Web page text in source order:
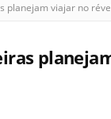
planejam viajar no